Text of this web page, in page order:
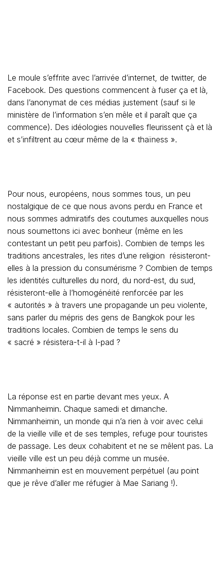
Le moule s’effrite avec l’arrivée d’internet, de twitter, de
Facebook. Des questions commencent à fuser ça et là,
dans l’anonymat de ces médias justement (sauf si le
ministère de l’information s’en mêle et il paraît que ça
commence). Des idéologies nouvelles fleurissent çà et là
et s’infiltrent au cœur même de la « thaïness ».
Pour nous, européens, nous sommes tous, un peu
nostalgique de ce que nous avons perdu en France et
nous sommes admiratifs des coutumes auxquelles nous
nous soumettons ici avec bonheur (même en les
contestant un petit peu parfois). Combien de temps les
traditions ancestrales, les rites d’une religion résisteront-
elles à la pression du consumérisme ? Combien de temps
les identités culturelles du nord, du nord-est, du sud,
résisteront-elle à l’homogénéité renforcée par les
« autorités » à travers une propagande un peu violente,
sans parler du mépris des gens de Bangkok pour les
traditions locales. Combien de temps le sens du
« sacré » résistera-t-il à I-pad ?
La réponse est en partie devant mes yeux. A
Nimmanheimin. Chaque samedi et dimanche.
Nimmanheimin, un monde qui n’a rien à voir avec celui
de la vieille ville et de ses temples, refuge pour touristes
de passage. Les deux cohabitent et ne se mêlent pas. La
vieille ville est un peu déjà comme un musée.
Nimmanheimin est en mouvement perpétuel (au point
que je rêve d’aller me réfugier à Mae Sariang !).